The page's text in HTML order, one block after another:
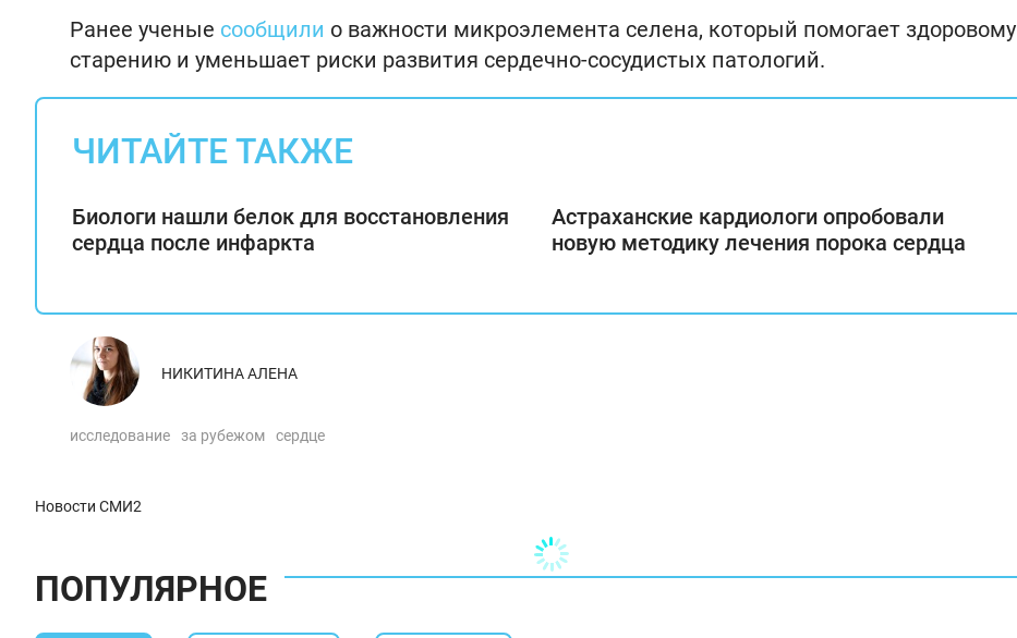
Ранее ученые сообщили о важности микроэлемента селена, который помогает здоровому
старению и уменьшает риски развития сердечно-сосудистых патологий.
ЧИТАЙТЕ ТАКЖЕ
Биологи нашли белок для восстановления
сердца после инфаркта
Астраханские кардиологи опробовали
новую методику лечения порока сердца
НИКИТИНА АЛЕНА
исследование за рубежом сердце
Новости СМИ2
ПОПУЛЯРНОЕ